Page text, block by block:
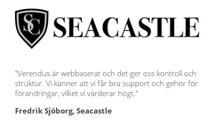
"Verendus är webbaserat och det ger oss kontroll och
struktur. Vi känner att vi får bra support och gehör för
förändringar, vilket vi värderar högt."
Fredrik Sjöborg, Seacastle